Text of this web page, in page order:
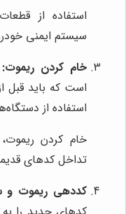
استفاده از
سیستم ایمنی
خام کردن ریموت:
است که باید قبل
استفاده از
خام کردن
تداخل کدهای
کددهی ریموت و